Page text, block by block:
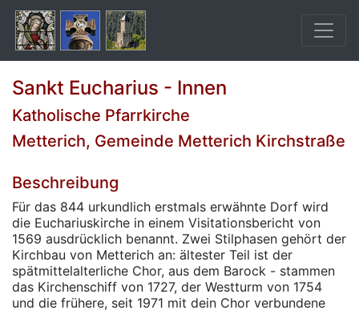
Sankt Eucharius - Innen
Katholische Pfarrkirche
Metterich, Gemeinde Metterich Kirchstraße
Beschreibung
Für das 844 urkundlich erstmals erwähnte Dorf wird
die Euchariuskirche in einem Visitationsbericht von
1569 ausdrücklich benannt. Zwei Stilphasen gehört der
Kirchbau von Metterich an: ältester Teil ist der
spätmittelalterliche Chor, aus dem Barock - stammen
das Kirchenschiff von 1727, der Westturm von 1754
und die frühere, seit 1971 mit dein Chor verbundene